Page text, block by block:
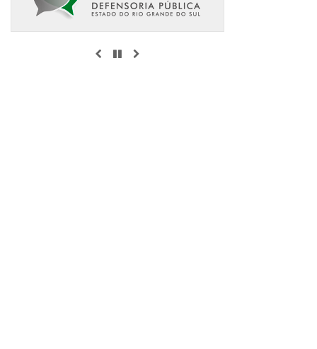
ANTERIOR
PAUSAR